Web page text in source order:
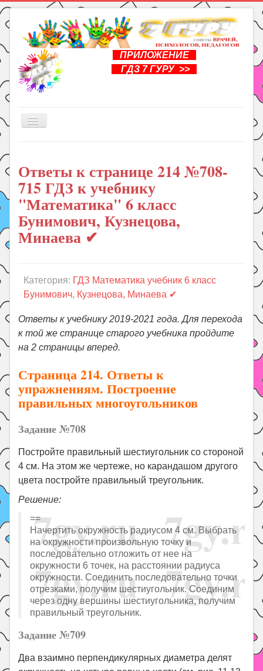
ПРИЛОЖЕНИЕ
ГДЗ 7 ГУРУ >>
Включить/
Книги
Рукоделие
Подготовка к школе
Уроки
Психология
Поиск
Ответы к странице 214 №708-
715 ГДЗ к учебнику
"Математика" 6 класс
Бунимович, Кузнецова,
Минаева ✔
Категория: ГДЗ Математика учебник 6 класс
Бунимович, Кузнецова, Минаева ✔
Ответы к учебнику 2019-2021 года. Для перехода
к той же странице старого учебника пройдите
на 2 страницы вперед.
Страница 214. Ответы к
упражнениям. Построение
правильных многоугольников
Задание №708
Постройте правильный шестиугольник со стороной
4 см. На этом же чертеже, но карандашом другого
цвета постройте правильный треугольник.
Решение:
==
Начертить окружность радиусом 4 см. Выбрать
на окружности произвольную точку и
последовательно отложить от нее на
окружности 6 точек, на расстоянии радиуса
окружности. Соединить последовательно точки
отрезками, получим шестиугольник. Соединим
через одну вершины шестиугольника, получим
правильный треугольник.
Задание №709
Два взаимно перпендикулярных диаметра делят